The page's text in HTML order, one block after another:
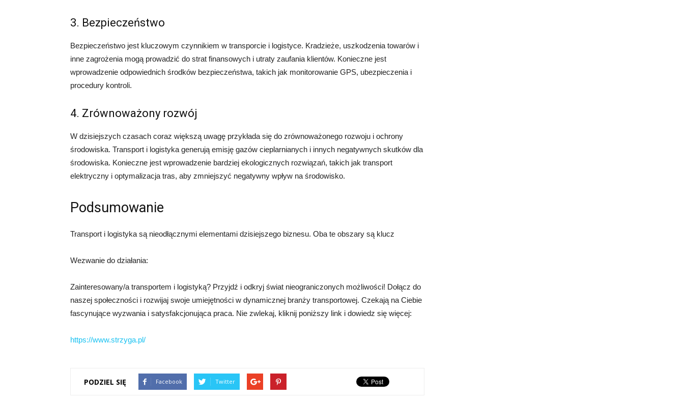
3. Bezpieczeństwo
Bezpieczeństwo jest kluczowym czynnikiem w transporcie i logistyce. Kradzieże, uszkodzenia towarów i
inne zagrożenia mogą prowadzić do strat finansowych i utraty zaufania klientów. Konieczne jest
wprowadzenie odpowiednich środków bezpieczeństwa, takich jak monitorowanie GPS, ubezpieczenia i
procedury kontroli.
4. Zrównoważony rozwój
W dzisiejszych czasach coraz większą uwagę przykłada się do zrównoważonego rozwoju i ochrony
środowiska. Transport i logistyka generują emisję gazów cieplarnianych i innych negatywnych skutków dla
środowiska. Konieczne jest wprowadzenie bardziej ekologicznych rozwiązań, takich jak transport
elektryczny i optymalizacja tras, aby zmniejszyć negatywny wpływ na środowisko.
Podsumowanie
Transport i logistyka są nieodłącznymi elementami dzisiejszego biznesu. Oba te obszary są klucz
Wezwanie do działania:
Zainteresowany/a transportem i logistyką? Przyjdź i odkryj świat nieograniczonych możliwości! Dołącz do
naszej społeczności i rozwijaj swoje umiejętności w dynamicznej branży transportowej. Czekają na Ciebie
fascynujące wyzwania i satysfakcjonująca praca. Nie zwlekaj, kliknij poniższy link i dowiedz się więcej:
https://www.strzyga.pl/
PODZIEL SIĘ Facebook Twitter